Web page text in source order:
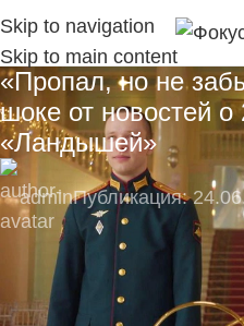
Skip to navigation
Skip to main content
«Пропал, но не
шоке от новостей о
«Ландышей»
adminПубликация:
🎁 Подпишитесь
эксклюзивные